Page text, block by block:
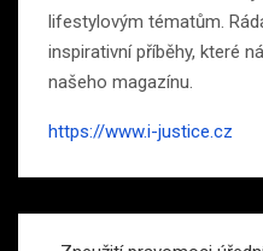
lifestylovým tématům.
inspirativní příběhy, které
našeho magazínu.
https://www.i-justice.cz